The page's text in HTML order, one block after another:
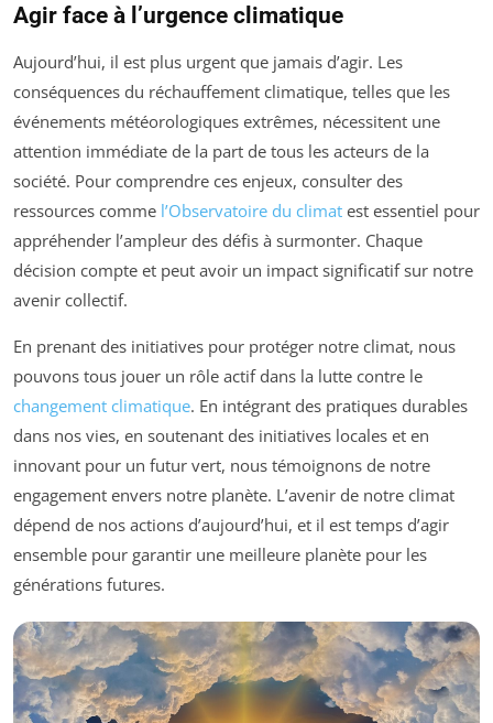
Agir face à l’urgence climatique
Aujourd’hui, il est plus urgent que jamais d’agir. Les
conséquences du réchauffement climatique, telles que les
événements météorologiques extrêmes, nécessitent une
attention immédiate de la part de tous les acteurs de la
société. Pour comprendre ces enjeux, consulter des
ressources comme l’Observatoire du climat est essentiel pour
appréhender l’ampleur des défis à surmonter. Chaque
décision compte et peut avoir un impact significatif sur notre
avenir collectif.
En prenant des initiatives pour protéger notre climat, nous
pouvons tous jouer un rôle actif dans la lutte contre le
changement climatique. En intégrant des pratiques durables
dans nos vies, en soutenant des initiatives locales et en
innovant pour un futur vert, nous témoignons de notre
engagement envers notre planète. L’avenir de notre climat
dépend de nos actions d’aujourd’hui, et il est temps d’agir
ensemble pour garantir une meilleure planète pour les
générations futures.